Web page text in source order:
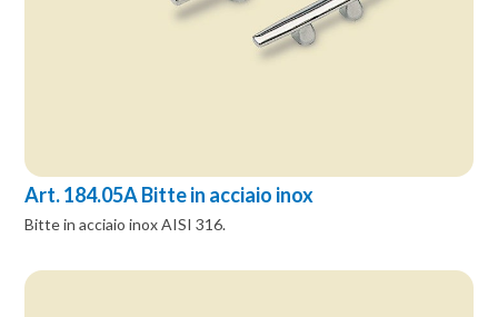
Art. 184.05A Bitte in acciaio inox
Bitte in acciaio inox AISI 316.